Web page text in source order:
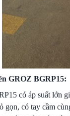
GROZ BGRP15:
có áp suất lớn
có tay cầm